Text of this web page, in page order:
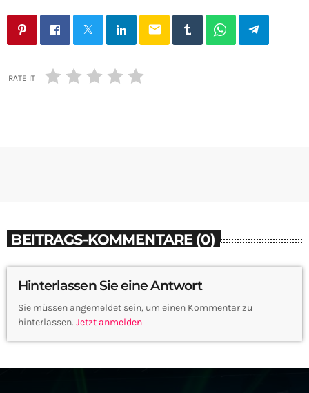
email
RATE IT
BEITRAGS-KOMMENTARE (0)
Hinterlassen Sie eine Antwort
Sie müssen angemeldet sein, um einen Kommentar zu
hinterlassen. Jetzt anmelden